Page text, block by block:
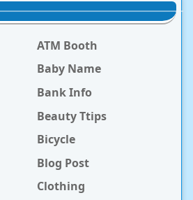
ATM Booth
Baby Name
Bank Info
Beauty Ttips
Bicycle
Blog Post
Clothing